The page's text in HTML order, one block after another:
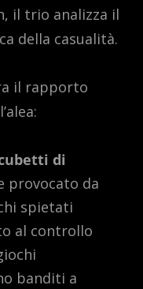
il trio analizza il
della casualità.
il rapporto
di
provocato da
spietati
al controllo
banditi a